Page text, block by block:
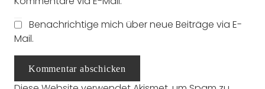
Benachrichtige mich über neue Beiträge via E-
Mail.
Kommentar abschicken